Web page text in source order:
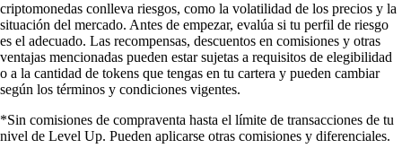
criptomonedas conlleva riesgos, como la volatilidad de los precios y la
situación del mercado. Antes de empezar, evalúa si tu perfil de riesgo
es el adecuado. Las recompensas, descuentos en comisiones y otras
ventajas mencionadas pueden estar sujetas a requisitos de elegibilidad
o a la cantidad de tokens que tengas en tu cartera y pueden cambiar
según los términos y condiciones vigentes.
*Sin comisiones de compraventa hasta el límite de transacciones de tu
nivel de Level Up. Pueden aplicarse otras comisiones y diferenciales.